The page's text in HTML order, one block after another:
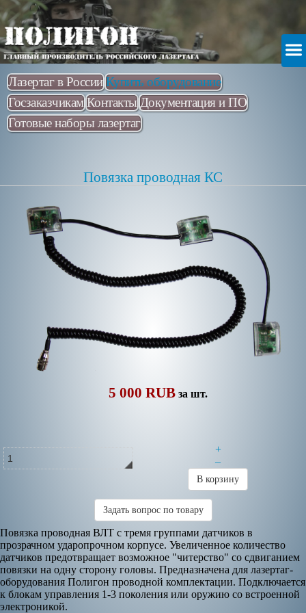
Лазертаг в России Купить оборудование
Госзаказчикам Контакты Документация и ПО
Готовые наборы лазертаг
Повязка проводная КС
5 000 RUB за шт.
+
–
В корзину
Задать вопрос по товару
Повязка проводная ВЛТ c тремя группами датчиков в
прозрачном ударопрочном корпусе. Увеличенное количество
датчиков предотвращает возможное "читерство" со сдвиганием
повязки на одну сторону головы. Предназначена для лазертаг-
оборудования Полигон проводной комплектации. Подключается
к блокам управления 1-3 поколения или оружию со встроенной
электроникой.